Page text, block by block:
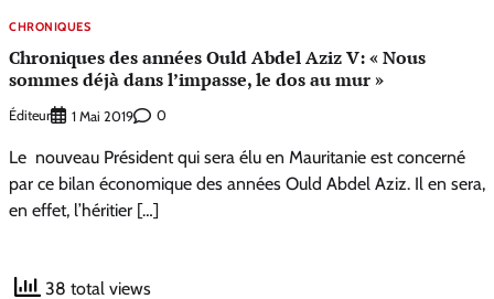
CHRONIQUES
Chroniques des années Ould Abdel Aziz V: « Nous
sommes déjà dans l’impasse, le dos au mur »
Éditeur 1 Mai 2019 0
Le nouveau Président qui sera élu en Mauritanie est concerné
par ce bilan économique des années Ould Abdel Aziz. Il en sera,
en effet, l’héritier […]
38 total views